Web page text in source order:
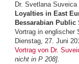
Dr. Svetlana Suveica
Loyalties in East
Bessarabian Public
Vortrag in englischer
Dienstag, 27. Juni
Vortrag von Dr.
nicht in P 208].